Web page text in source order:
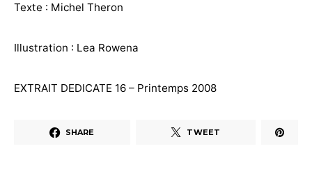
Texte : Michel Theron
Illustration : Lea Rowena
EXTRAIT DEDICATE 16 – Printemps 2008
SHARE TWEET